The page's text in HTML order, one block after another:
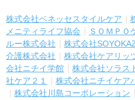
株式会社ベネッセスタイルケア
メニティライフ協会
ＳＯＭＰＯ
ルー株式会社
株式会社
介護株式会社
株式会社ケアリッ
会社ニチイ学館
株式会社ソラス
社ケア２１
株式会社ニチイケア
株式会社川島コーポレーション